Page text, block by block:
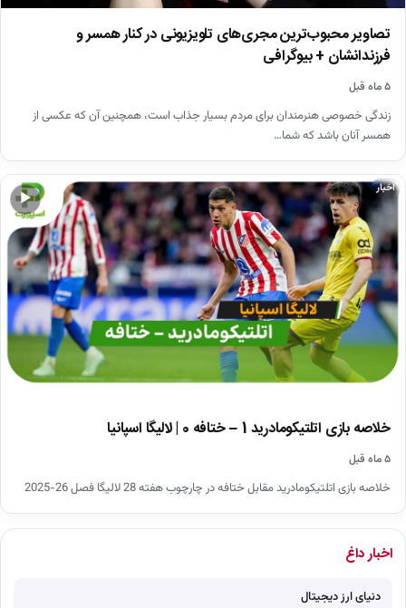
تصاویر محبوب‌ترین مجری‌های تلویزیونی در کنار همسر و
فرزندانشان + بیوگرافی
۵ ماه قبل
زندگی خصوصی هنرمندان برای مردم بسیار جذاب است، همچنین آن که عکسی از
همسر آنان باشد که شما…
▶
اخبار
خلاصه بازی اتلتیکومادرید 1 – ختافه 0 | لالیگا اسپانیا
۵ ماه قبل
خلاصه بازی اتلتیکومادرید مقابل ختافه در چارچوب هفته 28 لالیگا فصل 26-2025
اخبار داغ
دنیای ارز دیجیتال